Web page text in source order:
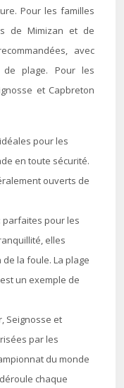
Pour les familles
de Mimizan et de
avec
plage. Pour les
et Capbreton
pour les
en toute sécurité.
ouverts de
parfaites pour les
elles
la foule. La plage
un exemple de
Seignosse et
par les
du monde
chaque